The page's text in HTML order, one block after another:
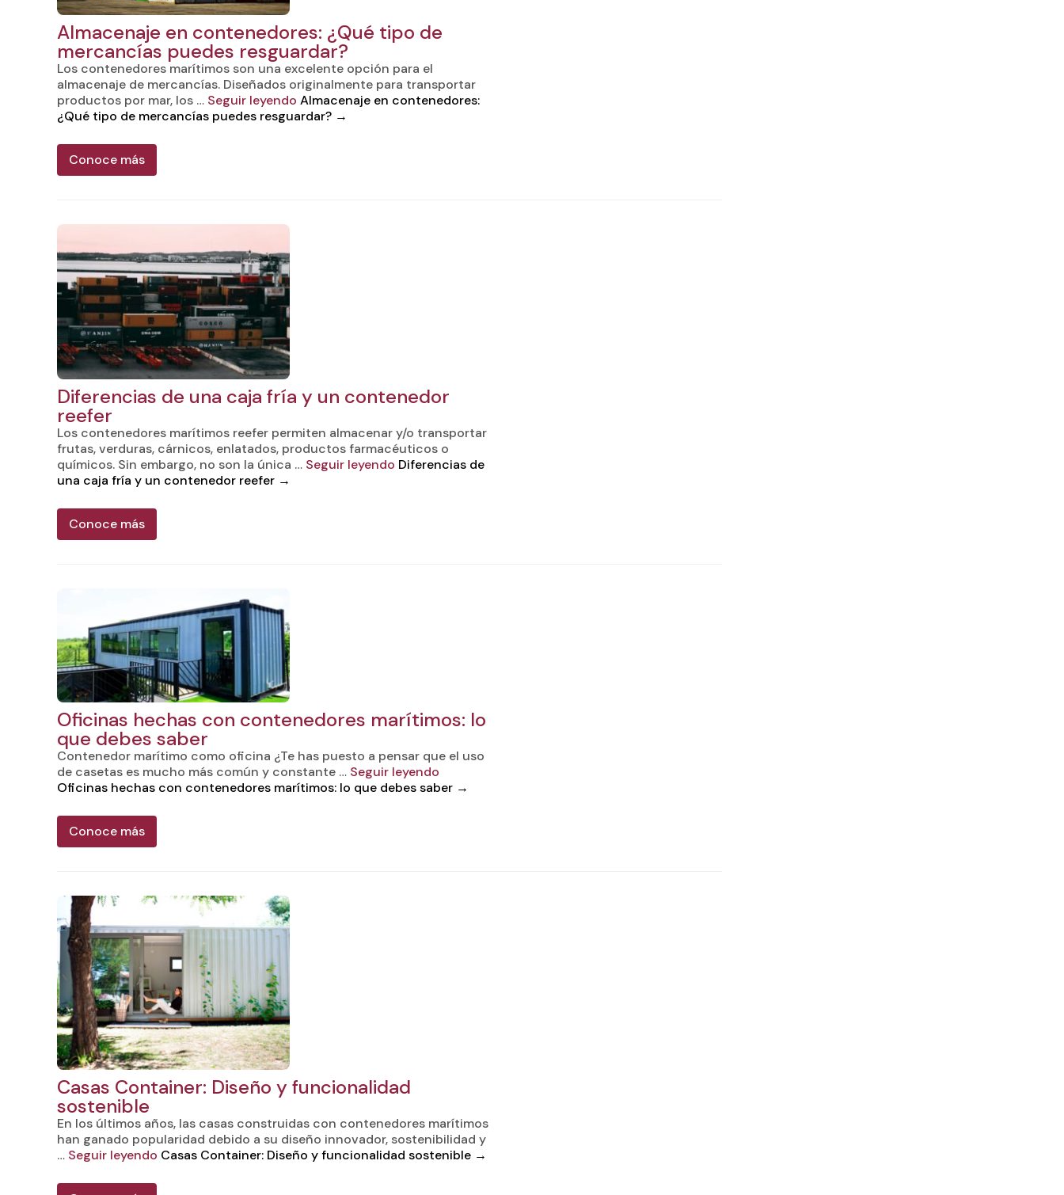
Almacenaje en contenedores: ¿Qué tipo de
mercancías puedes resguardar?
Los contenedores marítimos son una excelente opción para el
almacenaje de mercancías. Diseñados originalmente para transportar
productos por mar, los … Seguir leyendo Almacenaje en contenedores:
¿Qué tipo de mercancías puedes resguardar? →
Conoce más
Diferencias de una caja fría y un contenedor
reefer
Los contenedores marítimos reefer permiten almacenar y/o transportar
frutas, verduras, cárnicos, enlatados, productos farmacéuticos o
químicos. Sin embargo, no son la única … Seguir leyendo Diferencias de
una caja fría y un contenedor reefer →
Conoce más
Oficinas hechas con contenedores marítimos: lo
que debes saber
Contenedor marítimo como oficina ¿Te has puesto a pensar que el uso
de casetas es mucho más común y constante … Seguir leyendo
Oficinas hechas con contenedores marítimos: lo que debes saber →
Conoce más
Casas Container: Diseño y funcionalidad
sostenible
En los últimos años, las casas construidas con contenedores marítimos
han ganado popularidad debido a su diseño innovador, sostenibilidad y
… Seguir leyendo Casas Container: Diseño y funcionalidad sostenible →